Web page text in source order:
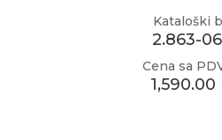
Kataloški
2.863-
Cena sa
1,590.00